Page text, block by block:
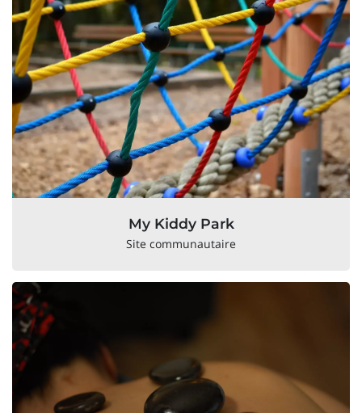
My Kiddy Park
Site communautaire